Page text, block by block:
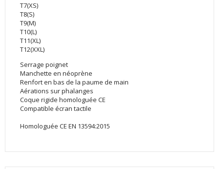
T7(XS)
T8(S)
T9(M)
T10(L)
T11(XL)
T12(XXL)
Serrage poignet
Manchette en néoprène
Renfort en bas de la paume de main
Aérations sur phalanges
Coque rigide homologuée CE
Compatible écran tactile
Homologuée CE EN 13594:2015